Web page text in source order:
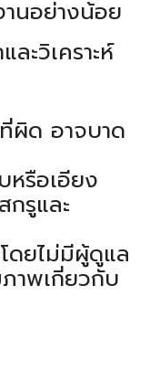
านอย่างน้อย
ะวิเคราะห์
ผิด อาจบาด
หรือเอียง
รูและ
โดยไม่มีผู้ดูแล
าพเกี่ยวกับ